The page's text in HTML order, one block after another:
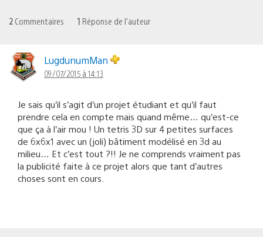
2 Commentaires 1 Réponse de l'auteur
LugdunumMan
09/07/2015 à 14:13
Je sais qu’il s’agit d’un projet étudiant et qu’il faut
prendre cela en compte mais quand même… qu’est-ce
que ça à l’air mou ! Un tetris 3D sur 4 petites surfaces
de 6x6x1 avec un (joli) bâtiment modélisé en 3d au
milieu… Et c’est tout ?!! Je ne comprends vraiment pas
la publicité faite à ce projet alors que tant d’autres
choses sont en cours.